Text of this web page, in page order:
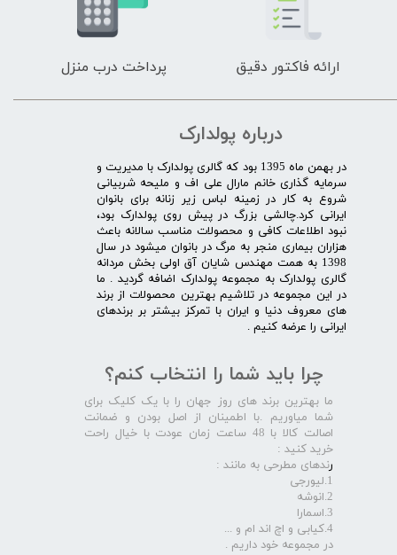
ارائه فاکتور دقیق پرداخت درب منزل
درباره پولدارک
در بهمن ماه 1395 بود که گالری پولدارک با مدیریت و
سرمایه گذاری خانم مارال علی اف و ملیحه شربیانی
شروع به کار در زمینه لباس زیر زنانه برای بانوان
ایرانی کرد.چالشی بزرگ در پیش روی پولدارک بود،
نبود اطلاعات کافی و محصولات مناسب سالانه باعث
هزاران بیماری منجر به مرگ در بانوان میشود در سال
1398 به همت مهندس شایان آق اولی بخش مردانه
گالری پولدارک به مجموعه پولدارک اضافه گردید . ما
در این مجموعه در تلاشیم بهترین محصولات از برند
های معروف دنیا و ایران با تمرکز بیشتر بر برندهای
ایرانی را عرضه کنیم .​​​​​​​
چرا باید شما را انتخاب کنم؟
ما بهترین برند های روز جهان را با یک کلیک برای
شما میاوریم .با اطمینان از اصل بودن و ضمانت
اصالت کالا با 48 ساعت زمان عودت با خیال راحت
خرید کنید :
رندهای مطرحی به مانند :
1.لیورجی
2.انوشه
3.اسمارا
4.کیابی و اچ اند ام و ...
در مجموعه خود داریم .​​​​​​​